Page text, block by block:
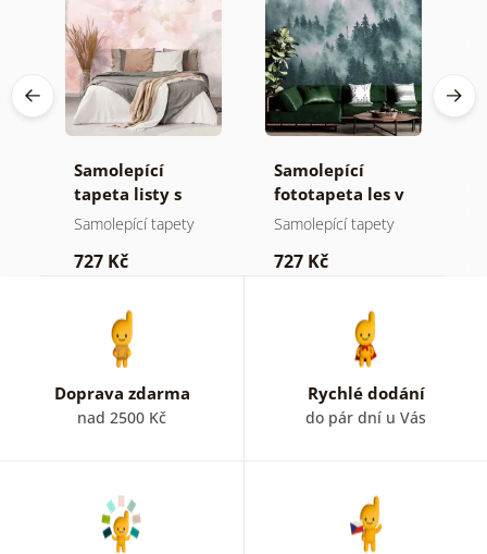
Samolepící
tapeta listy s
pastelovým
Samolepící tapety
727 Kč
Samolepící
fototapeta les v
mlze
Samolepící tapety
727 Kč
Doprava zdarma
nad 2500 Kč
Rychlé dodání
do pár dní u Vás